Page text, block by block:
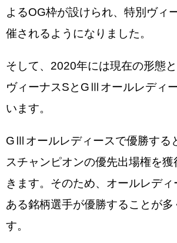
よるOG枠が設けられ、特別ヴィ
催されるようになりました。
そして、2020年には現在の形態
ヴィーナスSとGⅢオールレディ
います。
GⅢオールレディースで優勝する
スチャンピオンの優先出場権を
きます。そのため、オールレデ
ある銘柄選手が優勝することが多
す。